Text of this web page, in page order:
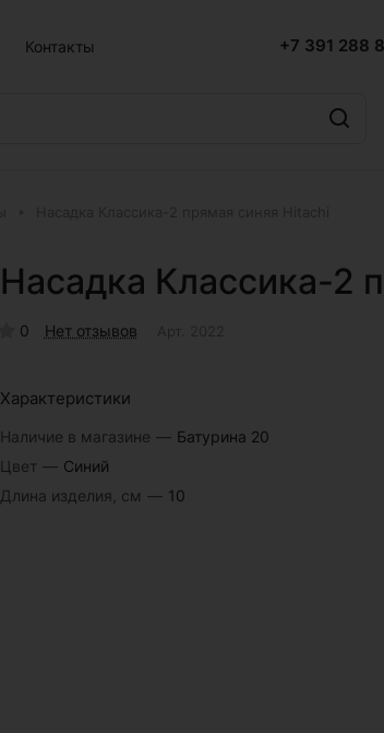
Контакты +7 391 288
Насадка Классика-2
0 Нет отзывов
Характеристики
Наличие в магазине — Батурина 20
Цвет — Синий
Длина изделия, см — 10